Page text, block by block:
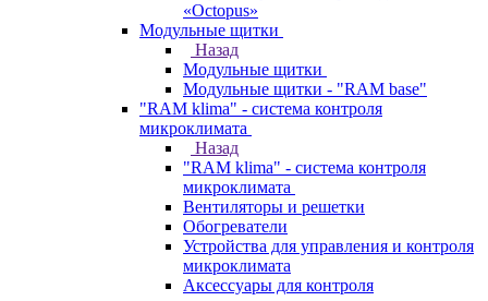
«Octopus»
Модульные щитки
Назад
Модульные щитки
Модульные щитки - "RAM base"
"RAM klima" - система контроля
микроклимата
Назад
"RAM klima" - система контроля
микроклимата
Вентиляторы и решетки
Обогреватели
Устройства для управления и контроля
микроклимата
Аксессуары для контроля